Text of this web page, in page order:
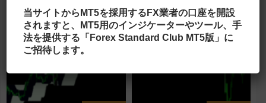
ャートの時間足ですので、時間足を変え
ることで通貨の強弱の値は変わり...
ーターの移動平均線と一緒に表示すると
分かりやすいです。 ゴールデン...
当サイトからMT5を採用するFX業者の口座を開設
されますと、MT5用のインジケーターやツール、手
法を提供する「Forex Standard Club MT5版」に
ご招待します。